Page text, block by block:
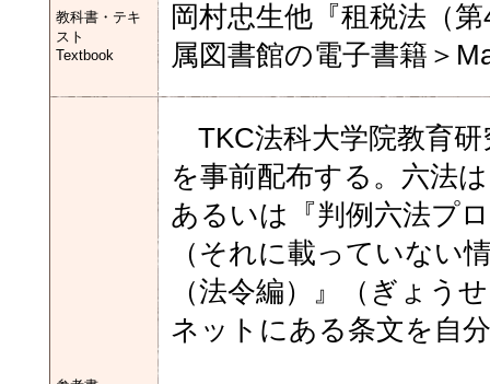
教科書・テキ
スト
Textbook
岡村忠生他『租税法（
属図書館の電子書籍＞
TKC法科大学院教育
を事前配布する。六法
あるいは『判例六法プ
（それに載っていない
（法令編）』（ぎょう
ネットにある条文を自